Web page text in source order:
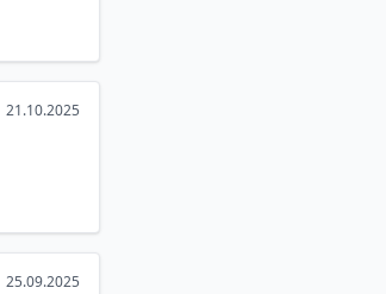
21.10.2025
25.09.2025